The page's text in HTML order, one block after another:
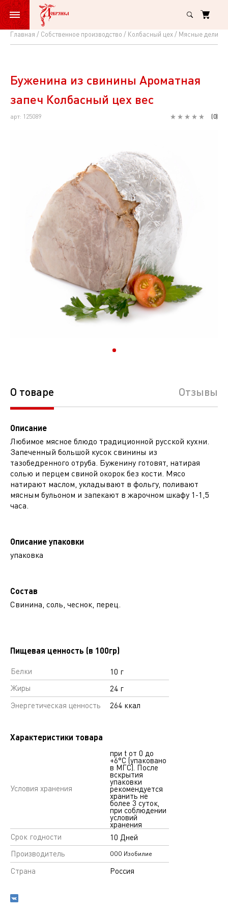
Главная Собственное производство Колбасный цех Мясные
Буженина
свинины
Ароматная
запеч
Буженина из свинины Ароматная
запеч Колбасный цех вес
арт: 125089 (0)
О товаре Отзывы
Описание
Любимое мясное блюдо традиционной русской кухни.
Запеченный большой кусок свинины из
тазобедренного отруба. Буженину готовят, натирая
солью и перцем свиной окорок без кости. Мясо
натирают маслом, укладывают в фольгу, поливают
мясным бульоном и запекают в жарочном шкафу 1-1,5
часа.
Описание упаковки
упаковка
Состав
Свинина, соль, чеснок, перец.
Пищевая ценность (в 100гр)
Белки
10 г
Жиры
24 г
Энергетическая ценность
264 ккал
Характеристики товара
Условия хранения
при t от 0 до
+6°С (упаковано
в МГС). После
вскрытия
упаковки
рекомендуется
хранить не
более 3 суток,
при соблюдении
условий
хранения
Срок годности
10 Дней
Производитель
ООО Изобилие
Страна Россия